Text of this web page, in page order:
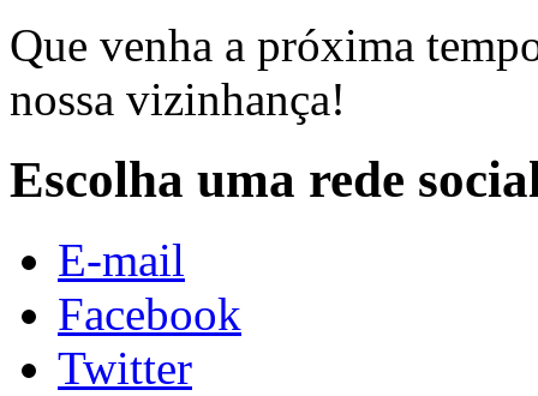
Que venha a próxima
nossa vizinhança!
Escolha uma rede
E-mail
Facebook
Twitter